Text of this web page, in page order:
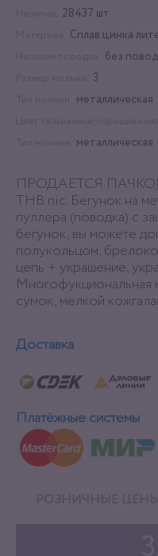
28437 шт
Сплав цинка
без
3
металлическая
металлическая
ПРОДАЕТСЯ ПАЧКОЙ
THB nic. Бегунок на
пуллера (поводка) с
бегунок, вы можете
полукольцом,
цепь + украшение,
Многофукциональная
сумок, мелкой
Доставка
Платёжные системы